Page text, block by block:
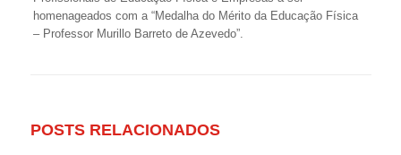
homenageados com a “Medalha do Mérito da Educação Física
– Professor Murillo Barreto de Azevedo”.
POSTS RELACIONADOS